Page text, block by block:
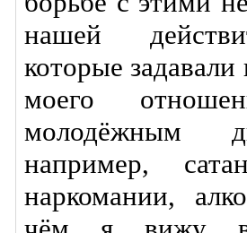
нашей
которые
моего
молодёжным
например,
наркомании,